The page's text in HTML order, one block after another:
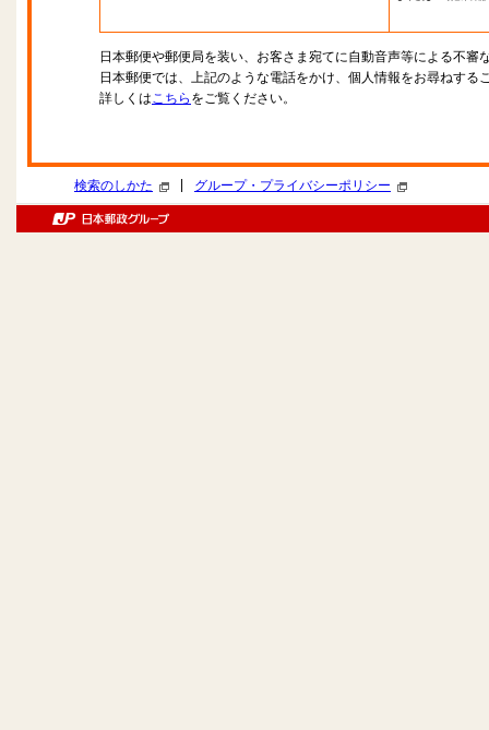
日本郵便や郵便局を装い、お客さま宛てに自動音声等による不審
日本郵便では、上記のような電話をかけ、個人情報をお尋ねする
詳しくはこちら をご覧ください。
検索のしかた グループ・プライバシーポリシー